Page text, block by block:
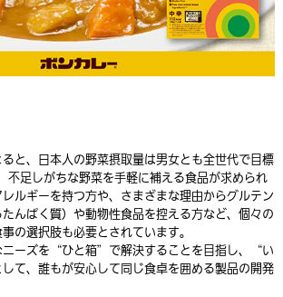
と、日本人の野菜摂取量は男女とも全世代で目標
不足しがちな野菜を手軽に補える食品が求められ
ルギーを持つ方や、さまざまな理由からグルテン
たんぱく質）や動物性食品を控える方など、個々の
の選択肢も必要とされています。
ニーズを“ひと箱”で解決することを目指し、“い
て、誰もが安心して同じ食卓を囲める製品の開発